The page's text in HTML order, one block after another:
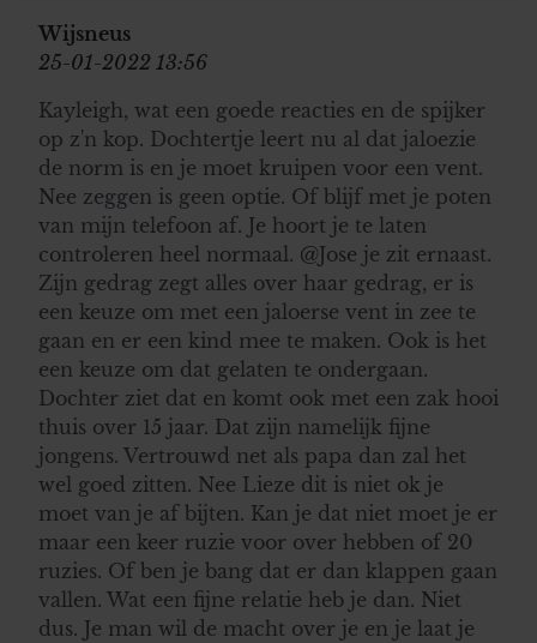
Wijsneus
25-01-2022 13:56
Kayleigh, wat een goede reacties en de spijker
op z'n kop. Dochtertje leert nu al dat jaloezie
de norm is en je moet kruipen voor een vent.
Nee zeggen is geen optie. Of blijf met je poten
van mijn telefoon af. Je hoort je te laten
controleren heel normaal. @Jose je zit ernaast.
Zijn gedrag zegt alles over haar gedrag, er is
een keuze om met een jaloerse vent in zee te
gaan en er een kind mee te maken. Ook is het
een keuze om dat gelaten te ondergaan.
Dochter ziet dat en komt ook met een zak hooi
thuis over 15 jaar. Dat zijn namelijk fijne
jongens. Vertrouwd net als papa dan zal het
wel goed zitten. Nee Lieze dit is niet ok je
moet van je af bijten. Kan je dat niet moet je er
maar een keer ruzie voor over hebben of 20
ruzies. Of ben je bang dat er dan klappen gaan
vallen. Wat een fijne relatie heb je dan. Niet
dus. Je man wil de macht over je en je laat je